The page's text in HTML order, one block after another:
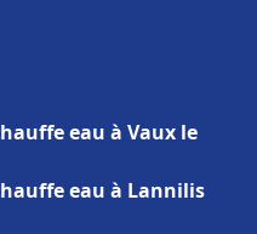
eau à Vaux le
eau à Lannilis